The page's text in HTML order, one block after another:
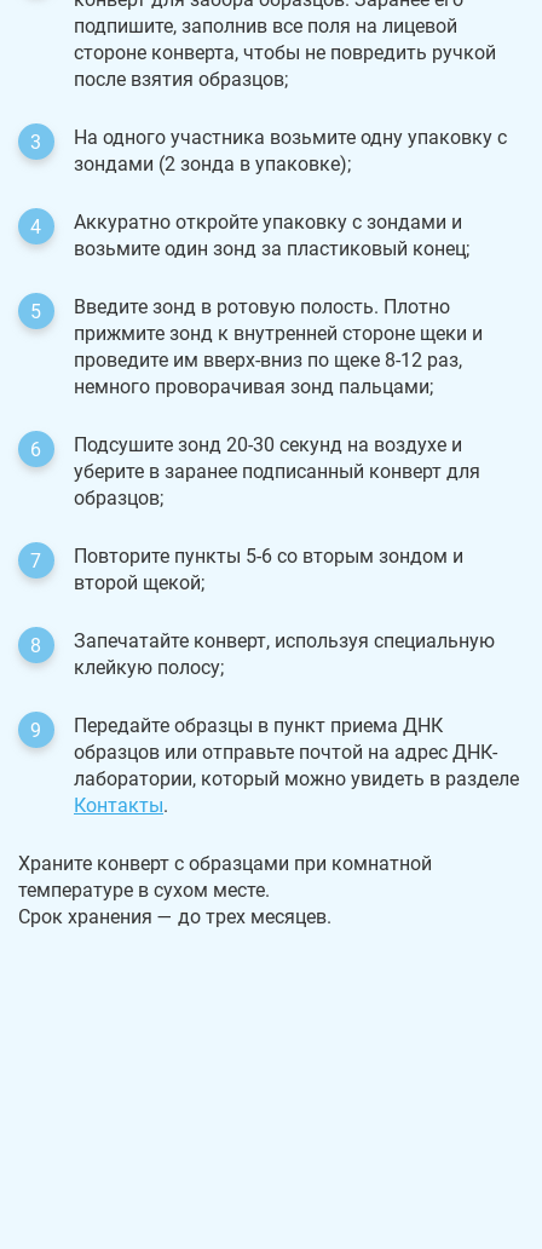
подпишите, заполнив все поля на лицевой
стороне конверта, чтобы не повредить ручкой
после взятия образцов;
На одного участника возьмите одну упаковку с
зондами (2 зонда в упаковке);
Аккуратно откройте упаковку с зондами и
возьмите один зонд за пластиковый конец;
Введите зонд в ротовую полость. Плотно
прижмите зонд к внутренней стороне щеки и
проведите им вверх-вниз по щеке 8-12 раз,
немного проворачивая зонд пальцами;
Подсушите зонд 20-30 секунд на воздухе и
уберите в заранее подписанный конверт для
образцов;
Повторите пункты 5-6 со вторым зондом и
второй щекой;
Запечатайте конверт, используя специальную
клейкую полосу;
Передайте образцы в пункт приема ДНК
образцов или отправьте почтой на адрес ДНК-
лаборатории, который можно увидеть в разделе
Контакты.
Храните конверт с образцами при комнатной
температуре в сухом месте.
Срок хранения — до трех месяцев.